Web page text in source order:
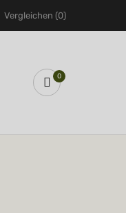
Vergleichen (0)
0